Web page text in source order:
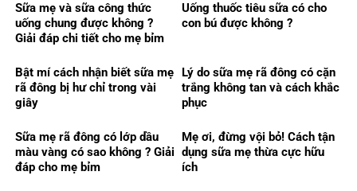
Sữa mẹ và sữa công thức
uống chung được không ?
Giải đáp chi tiết cho mẹ bỉm
Uống thuốc tiêu sữa có cho
con bú được không ?
Bật mí cách nhận biết sữa mẹ
rã đông bị hư chỉ trong vài
giây
Lý do sữa mẹ rã đông có cặn
trắng không tan và cách khắc
phục
Sữa mẹ rã đông có lớp dầu
màu vàng có sao không ? Giải
đáp cho mẹ bỉm
Mẹ ơi, đừng vội bỏ! Cách tận
dụng sữa mẹ thừa cực hữu
ích